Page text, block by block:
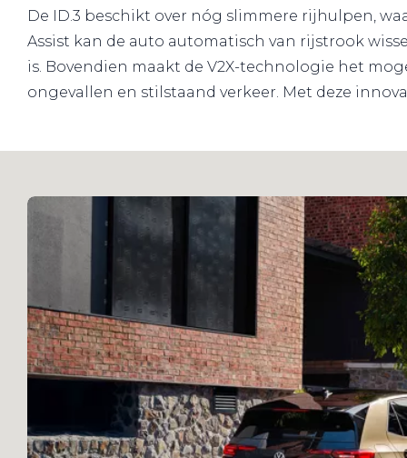
De ID.3 beschikt over nóg slimmere rijhulpen,
Assist kan de auto automatisch van rijstrook
is. Bovendien maakt de V2X-technologie het
ongevallen en stilstaand verkeer. Met deze